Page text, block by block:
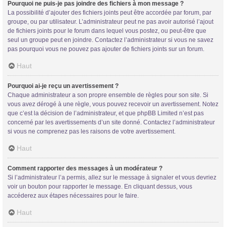
Pourquoi ne puis-je pas joindre des fichiers à mon message ?
La possibilité d’ajouter des fichiers joints peut être accordée par forum, par
groupe, ou par utilisateur. L’administrateur peut ne pas avoir autorisé l’ajout
de fichiers joints pour le forum dans lequel vous postez, ou peut-être que
seul un groupe peut en joindre. Contactez l’administrateur si vous ne savez
pas pourquoi vous ne pouvez pas ajouter de fichiers joints sur un forum.
Haut
Pourquoi ai-je reçu un avertissement ?
Chaque administrateur a son propre ensemble de règles pour son site. Si
vous avez dérogé à une règle, vous pouvez recevoir un avertissement. Notez
que c’est la décision de l’administrateur, et que phpBB Limited n’est pas
concerné par les avertissements d’un site donné. Contactez l’administrateur
si vous ne comprenez pas les raisons de votre avertissement.
Haut
Comment rapporter des messages à un modérateur ?
Si l’administrateur l’a permis, allez sur le message à signaler et vous devriez
voir un bouton pour rapporter le message. En cliquant dessus, vous
accéderez aux étapes nécessaires pour le faire.
Haut